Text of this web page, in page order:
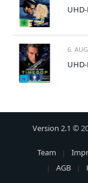
6.
Version 2.1 ©
Team
AGB